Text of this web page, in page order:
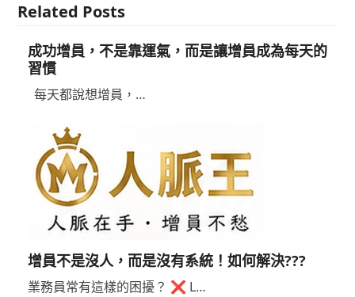
Related Posts
成功增員，不是靠運氣，而是讓增員成為每天的
習慣
每天都說想增員，…
增員不是沒人，而是沒有系統！如何解決???
業務員常有這樣的困擾？ ❌ L…